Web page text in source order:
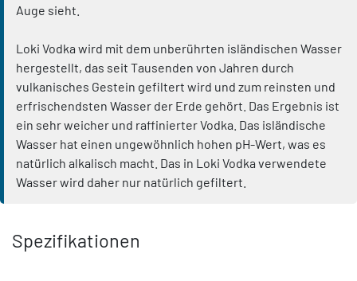
Auge sieht.
Loki Vodka wird mit dem unberührten isländischen Wasser
hergestellt, das seit Tausenden von Jahren durch
vulkanisches Gestein gefiltert wird und zum reinsten und
erfrischendsten Wasser der Erde gehört. Das Ergebnis ist
ein sehr weicher und raffinierter Vodka. Das isländische
Wasser hat einen ungewöhnlich hohen pH-Wert, was es
natürlich alkalisch macht. Das in Loki Vodka verwendete
Wasser wird daher nur natürlich gefiltert.
Spezifikationen